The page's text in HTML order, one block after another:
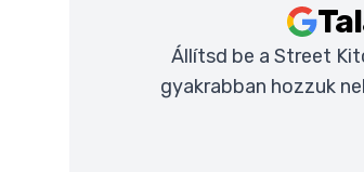
Állítsd be a Street
gyakrabban hozzuk